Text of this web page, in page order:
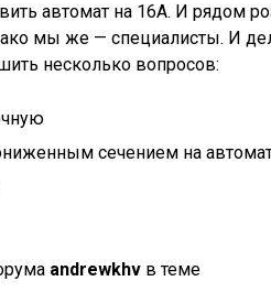
автомат на 16А. И рядом
мы же — специалисты. И
несколько вопросов:
сечением на
andrewkhv в теме